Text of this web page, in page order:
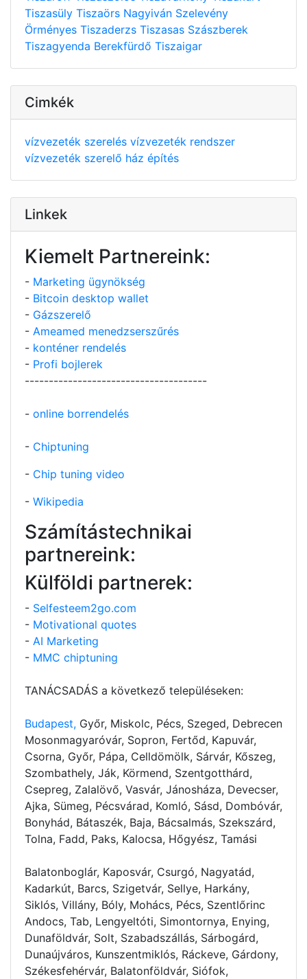
Tiszasüly Tiszaörs Nagyiván Szelevény
Örményes Tiszaderzs Tiszasas Szászberek
Tiszagyenda Berekfürdő Tiszaigar
Cimkék
vízvezeték szerelés vízvezeték rendszer
vízvezeték szerelő ház építés
Linkek
Kiemelt Partnereink:
- Marketing ügynökség
- Bitcoin desktop wallet
- Gázszerelő
- Ameamed menedzserszűrés
- konténer rendelés
- Profi bojlerek
--------------------------------------
- online borrendelés
- Chiptuning
- Chip tuning video
- Wikipedia
Számítástechnikai
partnereink:
Külföldi partnerek:
- Selfesteem2go.com
- Motivational quotes
- AI Marketing
- MMC chiptuning
TANÁCSADÁS a következő településeken:
Budapest, Győr, Miskolc, Pécs, Szeged, Debrecen
Mosonmagyaróvár, Sopron, Fertőd, Kapuvár,
Csorna, Győr, Pápa, Celldömölk, Sárvár, Kőszeg,
Szombathely, Ják, Körmend, Szentgotthárd,
Csepreg, Zalalövő, Vasvár, Jánosháza, Devecser,
Ajka, Sümeg, Pécsvárad, Komló, Sásd, Dombóvár,
Bonyhád, Bátaszék, Baja, Bácsalmás, Szekszárd,
Tolna, Fadd, Paks, Kalocsa, Hőgyész, Tamási
Balatonboglár, Kaposvár, Csurgó, Nagyatád,
Kadarkút, Barcs, Szigetvár, Sellye, Harkány,
Siklós, Villány, Bóly, Mohács, Pécs, Szentlőrinc
Andocs, Tab, Lengyeltóti, Simontornya, Enying,
Dunaföldvár, Solt, Szabadszállás, Sárbogárd,
Dunaújváros, Kunszentmiklós, Ráckeve, Gárdony,
Székesfehérvár, Balatonföldvár, Siófok,